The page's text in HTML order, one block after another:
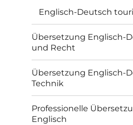
Englisch-Deutsch
Übersetzung Englisch-
und Recht
Übersetzung Englisch-
Technik
Professionelle
Englisch